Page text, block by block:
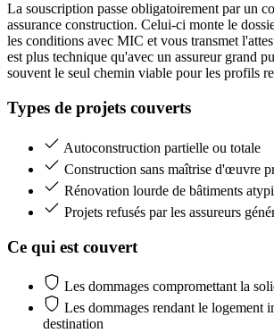
La souscription passe obligatoirement par un
assurance construction. Celui-ci monte le
les conditions avec MIC et vous transmet
est plus technique qu'avec un assureur grand
souvent le seul chemin viable pour les profils
Types de projets couverts
Autoconstruction partielle ou totale
Construction sans maîtrise d'œuvre
Rénovation lourde de bâtiments
Projets refusés par les assureurs
Ce qui est couvert
Les dommages compromettant la
Les dommages rendant le logement
destination